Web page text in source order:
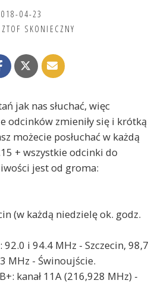
04-23
SKONIECZNY
jak nas słuchać, więc
odcinków zmieniły się i krótką
możecie posłuchać w każdą
+ wszystkie odcinki do
jest od groma:
(w każdą niedzielę ok. godz.
i 94.4 MHz - Szczecin, 98,7
MHz - Świnoujście.
kanał 11A (216,928 MHz) -